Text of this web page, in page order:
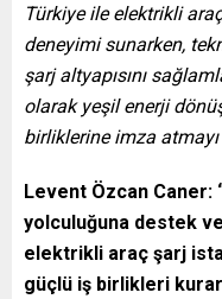
Türkiye ile elektrikli
deneyimi sunarken,
şarj altyapısını
olarak yeşil enerji
birliklerine imza
Levent Özcan Caner:
yolculuğuna destek
elektrikli araç şarj
güçlü iş birlikleri